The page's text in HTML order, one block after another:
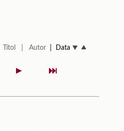
Títol | Autor| Data